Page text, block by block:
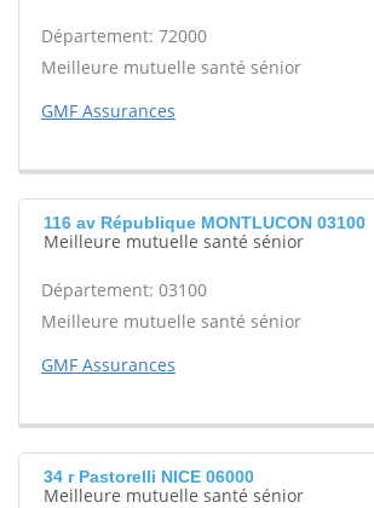
Département: 72000
Meilleure mutuelle santé sénior
GMF Assurances
116 av République MONTLUCON 03100
Meilleure mutuelle santé sénior
Département: 03100
Meilleure mutuelle santé sénior
GMF Assurances
34 r Pastorelli NICE 06000
Meilleure mutuelle santé sénior